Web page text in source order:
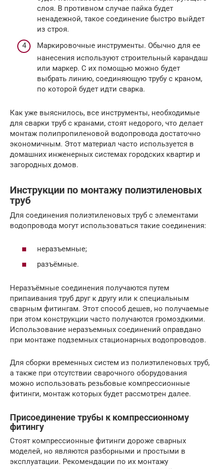
слоя. В противном случае пайка будет
ненадежной, такое соединение быстро выйдет
из строя.
Маркировочные инструменты. Обычно для ее
нанесения используют строительный карандаш
или маркер. С их помощью можно будет
выбрать линию, соединяющую трубу с краном,
по которой будет идти сварка.
Как уже выяснилось, все инструменты, необходимые
для сварки труб с кранами, стоят недорого, что делает
монтаж полипропиленовой водопровода достаточно
экономичным. Этот материал часто используется в
домашних инженерных системах городских квартир и
загородных домов.
Инструкции по монтажу полиэтиленовых
труб
Для соединения полиэтиленовых труб с элементами
водопровода могут использоваться такие соединения:
неразъемные;
разъёмные.
Неразъёмные соединения получаются путем
припаивания труб друг к другу или к специальным
сварным фитингам. Этот способ дешев, но получаемые
при этом конструкции часто получаются громоздкими.
Использование неразъемных соединений оправдано
при монтаже подземных стационарных водопроводов.
Для сборки временных систем из полиэтиленовых труб,
а также при отсутствии сварочного оборудования
можно использовать резьбовые компрессионные
фитинги, монтаж которых будет рассмотрен далее.
Присоединение трубы к компрессионному
фитингу
Стоят компрессионные фитинги дороже сварных
моделей, но являются разборными и простыми в
эксплуатации. Рекомендации по их монтажу